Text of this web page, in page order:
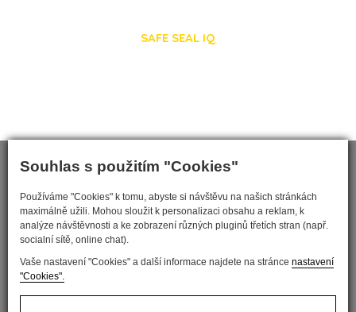
Souhlas s použitím "Cookies"
Používáme "Cookies" k tomu, abyste si návštěvu na našich stránkách
maximálně užili. Mohou sloužit k personalizaci obsahu a reklam, k
analýze návštěvnosti a ke zobrazení různých pluginů třetích stran (např.
socialní sítě, online chat).
Vaše nastavení "Cookies" a další informace najdete na stránce nastavení
"Cookies".
SAFE SEAL IQ